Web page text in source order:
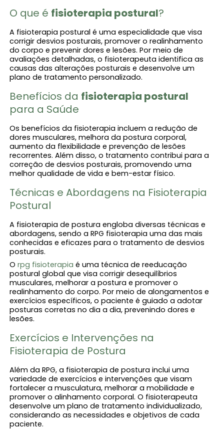
O que é fisioterapia postural​?
A fisioterapia postural é uma especialidade que visa
corrigir desvios posturais, promover o realinhamento
do corpo e prevenir dores e lesões. Por meio de
avaliações detalhadas, o fisioterapeuta identifica as
causas das alterações posturais e desenvolve um
plano de tratamento personalizado.
Benefícios da fisioterapia postural​
para a Saúde
Os benefícios da fisioterapia incluem a redução de
dores musculares, melhora da postura corporal,
aumento da flexibilidade e prevenção de lesões
recorrentes. Além disso, o tratamento contribui para a
correção de desvios posturais, promovendo uma
melhor qualidade de vida e bem-estar físico.
Técnicas e Abordagens na Fisioterapia
Postural
A fisioterapia de postura engloba diversas técnicas e
abordagens, sendo a RPG fisioterapia uma das mais
conhecidas e eficazes para o tratamento de desvios
posturais.
Orpg fisioterapia​ é uma técnica de reeducação
postural global que visa corrigir desequilíbrios
musculares, melhorar a postura e promover o
realinhamento do corpo. Por meio de alongamentos e
exercícios específicos, o paciente é guiado a adotar
posturas corretas no dia a dia, prevenindo dores e
lesões.
Exercícios e Intervenções na
Fisioterapia de Postura
Além da RPG, a fisioterapia de postura inclui uma
variedade de exercícios e intervenções que visam
fortalecer a musculatura, melhorar a mobilidade e
promover o alinhamento corporal. O fisioterapeuta
desenvolve um plano de tratamento individualizado,
considerando as necessidades e objetivos de cada
paciente.